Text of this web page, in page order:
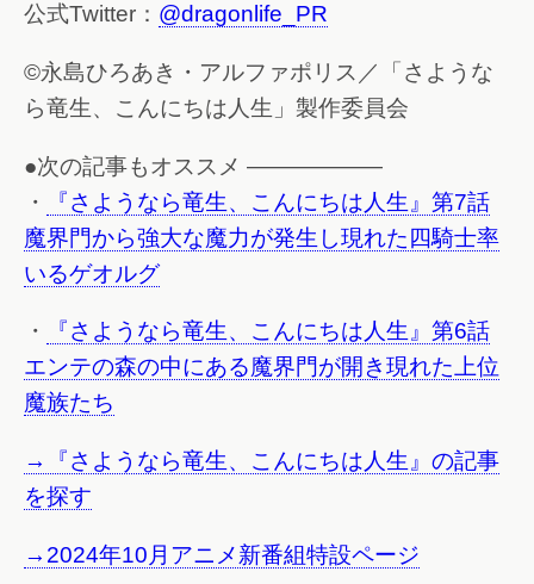
公式Twitter： @dragonlife_PR
©永島ひろあき・アルファポリス／「さような
ら竜生、こんにちは人生」製作委員会
●次の記事もオススメ ——————
・
『さようなら竜生、こんにちは人生』第7話
魔界門から強大な魔力が発生し現れた四騎士率
いるゲオルグ
・
『さようなら竜生、こんにちは人生』第6話
エンテの森の中にある魔界門が開き現れた上位
魔族たち
→『さようなら竜生、こんにちは人生』の記事
を探す
→2024年10月アニメ新番組特設ページ